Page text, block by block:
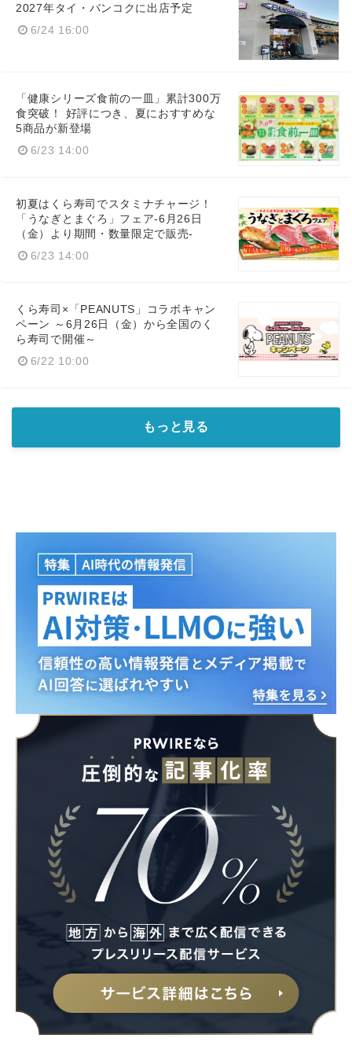
2027年タイ・バンコクに出店予定
6/24 16:00
「健康シリーズ食前の一皿」累計300万
食突破！ 好評につき、夏におすすめな
5商品が新登場
6/23 14:00
初夏はくら寿司でスタミナチャージ！
「うなぎとまぐろ」フェア-6月26日
（金）より期間・数量限定で販売-
6/23 14:00
くら寿司×「PEANUTS」コラボキャン
ペーン ～6月26日（金）から全国のく
ら寿司で開催～
6/22 10:00
もっと見る